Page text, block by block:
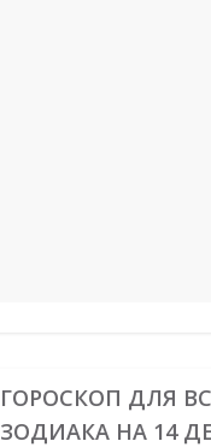
ГОРОСКОП ДЛЯ
ЗОДИАКА НА 14